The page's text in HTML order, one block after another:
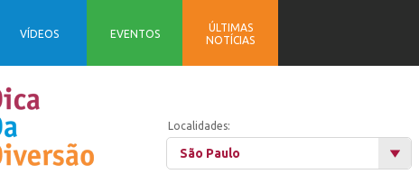
VÍDEOS EVENTOS
ÚLTIMAS
NOTÍCIAS
Localidades:
São Paulo